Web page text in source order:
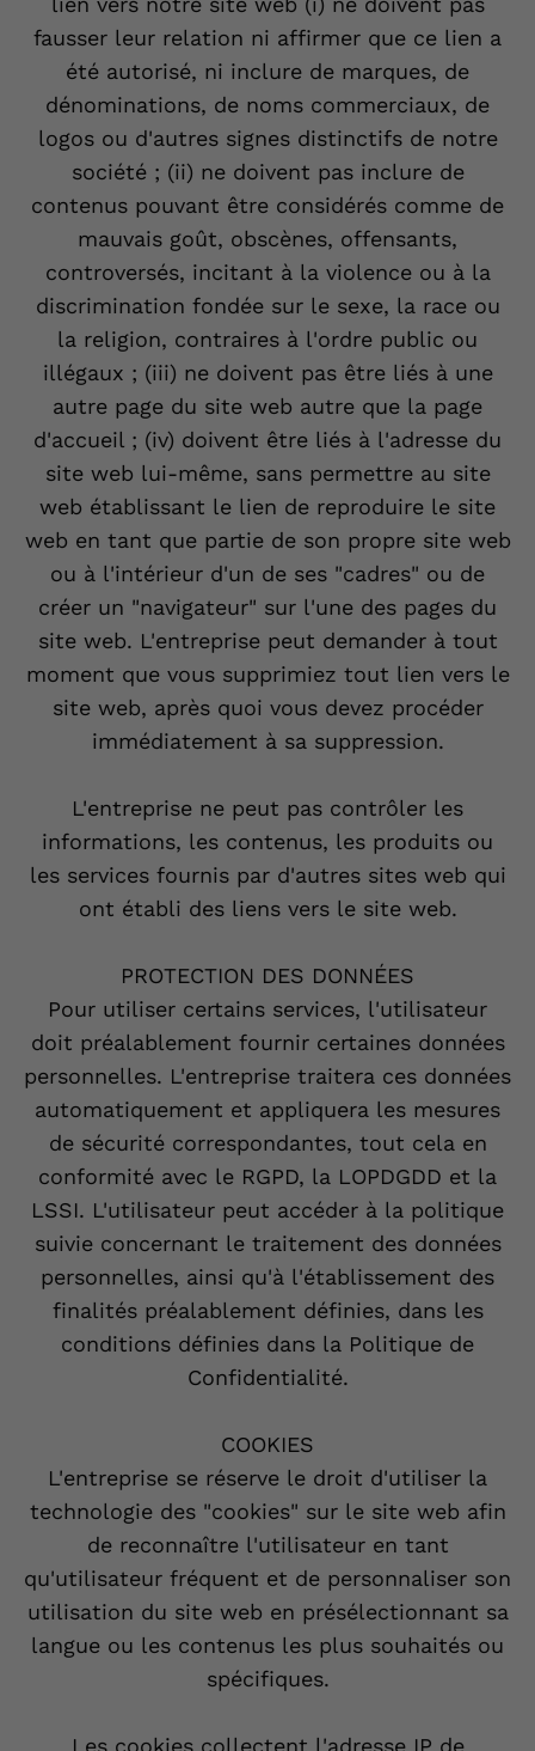
fausser leur relation ni affirmer que ce lien a
été autorisé, ni inclure de marques, de
dénominations, de noms commerciaux, de
logos ou d'autres signes distinctifs de notre
société ; (ii) ne doivent pas inclure de
contenus pouvant être considérés comme de
mauvais goût, obscènes, offensants,
controversés, incitant à la violence ou à la
discrimination fondée sur le sexe, la race ou
la religion, contraires à l'ordre public ou
illégaux ; (iii) ne doivent pas être liés à une
autre page du site web autre que la page
d'accueil ; (iv) doivent être liés à l'adresse du
site web lui-même, sans permettre au site
web établissant le lien de reproduire le site
web en tant que partie de son propre site web
ou à l'intérieur d'un de ses "cadres" ou de
créer un "navigateur" sur l'une des pages du
site web. L'entreprise peut demander à tout
moment que vous supprimiez tout lien vers le
site web, après quoi vous devez procéder
immédiatement à sa suppression.
L'entreprise ne peut pas contrôler les
informations, les contenus, les produits ou
les services fournis par d'autres sites web qui
ont établi des liens vers le site web.
PROTECTION DES DONNÉES
Pour utiliser certains services, l'utilisateur
doit préalablement fournir certaines données
personnelles. L'entreprise traitera ces données
automatiquement et appliquera les mesures
de sécurité correspondantes, tout cela en
conformité avec le RGPD, la LOPDGDD et la
LSSI. L'utilisateur peut accéder à la politique
suivie concernant le traitement des données
personnelles, ainsi qu'à l'établissement des
finalités préalablement définies, dans les
conditions définies dans la Politique de
Confidentialité.
COOKIES
L'entreprise se réserve le droit d'utiliser la
technologie des "cookies" sur le site web afin
de reconnaître l'utilisateur en tant
qu'utilisateur fréquent et de personnaliser son
utilisation du site web en présélectionnant sa
langue ou les contenus les plus souhaités ou
spécifiques.
Les cookies collectent l'adresse IP de